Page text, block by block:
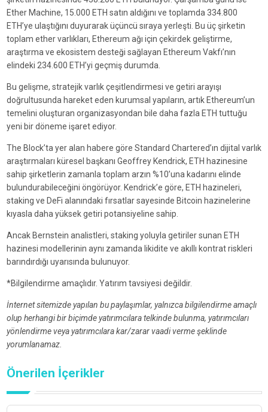
Ether Machine, 15.000 ETH satın aldığını ve toplamda 334.800
ETH’ye ulaştığını duyurarak üçüncü sıraya yerleşti. Bu üç şirketin
toplam ether varlıkları, Ethereum ağı için çekirdek geliştirme,
araştırma ve ekosistem desteği sağlayan Ethereum Vakfı’nın
elindeki 234.600 ETH’yi geçmiş durumda.
Bu gelişme, stratejik varlık çeşitlendirmesi ve getiri arayışı
doğrultusunda hareket eden kurumsal yapıların, artık Ethereum’un
temelini oluşturan organizasyondan bile daha fazla ETH tuttuğu
yeni bir döneme işaret ediyor.
The Block’ta yer alan habere göre Standard Chartered’ın dijital varlık
araştırmaları küresel başkanı Geoffrey Kendrick, ETH hazinesine
sahip şirketlerin zamanla toplam arzın %10’una kadarını elinde
bulundurabileceğini öngörüyor. Kendrick’e göre, ETH hazineleri,
staking ve DeFi alanındaki fırsatlar sayesinde Bitcoin hazinelerine
kıyasla daha yüksek getiri potansiyeline sahip.
Ancak Bernstein analistleri, staking yoluyla getiriler sunan ETH
hazinesi modellerinin aynı zamanda likidite ve akıllı kontrat riskleri
barındırdığı uyarısında bulunuyor.
*Bilgilendirme amaçlıdır. Yatırım tavsiyesi değildir.
İnternet sitemizde yapılan bu paylaşımlar, yalnızca bilgilendirme amaçlı
olup herhangi bir biçimde yatırımcılara telkinde bulunma, yatırımcıları
yönlendirme veya yatırımcılara kar/zarar vaadi verme şeklinde
yorumlanamaz.
Önerilen İçerikler